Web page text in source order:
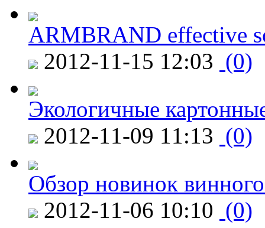
ARMBRAND effective
2012-11-15 12:03 (0)
Экологичные
2012-11-09 11:13 (0)
Обзор новинок
2012-11-06 10:10 (0)